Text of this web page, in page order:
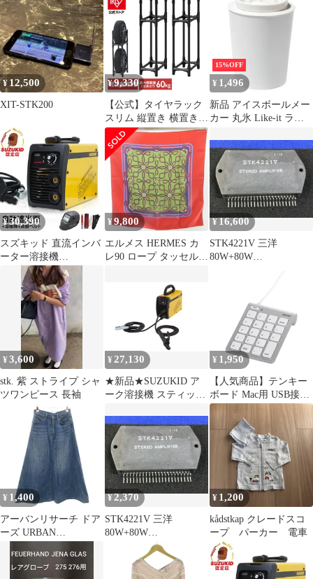
ト シルク シャツ チュ
ニック ロング CDロゴ
刺繍 長袖 黒 緑 ブラッ
ク グリーン 系 36 約S
STK 0704
¥ 12,500
XIT-STK200
¥9,330
【公式】タイヤラック
スリム 縦置き 横置き 4
本 屋外 軽自動車 普通
自動車 保管 収納 スタ
ンド タイヤスタンド タ
イヤ アイリスオーヤマ
STK-377
15%OFF
¥ 1,496
新品 アイスボールメー
カー 丸氷 Like-it ライ
つくれる製氷器 日本製
STK-08L ホワイト｜沖
縄発送不可
【SPORTUS】
¥30,390
スズキッド 直流インバ
ーター溶接機
Sticky80+自動遮光面＋
溶接棒+肩掛けベルト付
きセット [STK-80
SUZUKID PSE EMI]
¥9,800
エルメス HERMES カ
レ90 ロープ タッセル
ル ショール 総柄 赤 レ
ッド 青 ブルー STK
¥16,600
STK4221V 三洋
80W+80W
¥3,600
stk. 紫 ストライプ シャ
ツワンピース 長袖
¥ 27,130
★新品★SUZUKID ア
ーク溶接機 スティッキ
ンバーター【オンライ
ンストア限定モデル】
STK-80 1ecc928c
¥ 1,950
【人気商品】テンキー
ボード Mac用 USB接続
iBUFFALO スリム 独立
キー バッファロー シル
バー BSTK08MSV
¥ 1,400
アーバンリサーチ ドア
ーズ URBAN
ニムスカート 36 青 ブ
ルー ロング丈 Aライン
¥2,370
STK4221V 三洋
80W+80W
STK4221MK5 アンプIC
¥ 1,200
kådstkap クレードスコ
ープ パーカー 電車